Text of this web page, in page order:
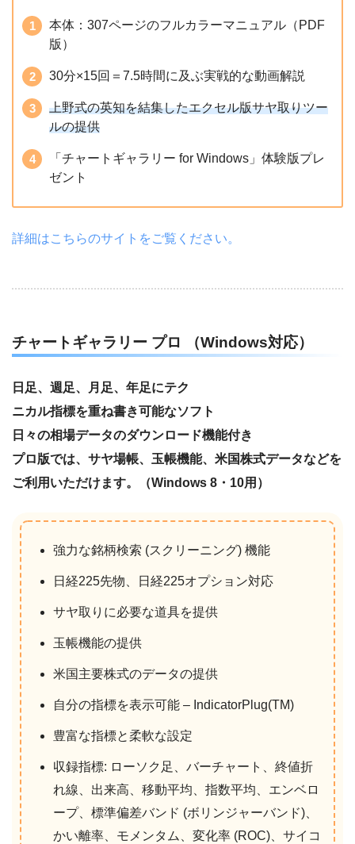
本体：307ページのフルカラーマニュアル（PDF
版）
30分×15回＝7.5時間に及ぶ実戦的な動画解説
上野式の英知を結集したエクセル版サヤ取りツー
ルの提供
「チャートギャラリー for Windows」体験版プレ
ゼント
詳細はこちらのサイトをご覧ください。
チャートギャラリー プロ （Windows対応）
日足、週足、月足、年足にテク
ニカル指標を重ね書き可能なソフト
日々の相場データのダウンロード機能付き
プロ版では、サヤ場帳、玉帳機能、米国株式データなどを
ご利用いただけます。（Windows 8・10用）
強力な銘柄検索 (スクリーニング) 機能
日経225先物、日経225オプション対応
サヤ取りに必要な道具を提供
玉帳機能の提供
米国主要株式のデータの提供
自分の指標を表示可能 – IndicatorPlug(TM)
豊富な指標と柔軟な設定
収録指標: ローソク足、バーチャート、終値折
れ線、出来高、移動平均、指数平均、エンベロ
ープ、標準偏差バンド (ボリンジャーバンド)、
かい離率、モメンタム、変化率 (ROC)、サイコ